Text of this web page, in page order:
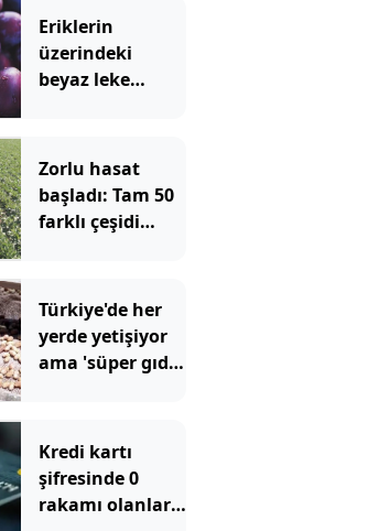
Eriklerin
üzerindeki
beyaz leke
geliyormuş
Zorlu hasat
başladı: Tam 50
farklı çeşidi
toplanıyor
Türkiye'de her
yerde yetişiyor
ama 'süper gıda'
Kredi kartı
şifresinde 0
rakamı olanlara